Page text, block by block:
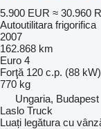
5.900 EUR ≈ 30.960
Autoutilitara frigorifica
2007
162.868 km
Euro 4
Forţă 120 c.p. (88 kW)
770 kg
Ungaria, Budapest
Laslo Truck
Luați legătura cu